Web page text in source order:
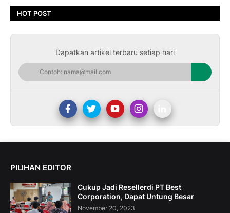
HOT POST
Dapatkan artikel terbaru setiap hari
PILIHAN EDITOR
Cukup Jadi Resellerdi PT Best
Corporation, Dapat Untung Besar
November 20, 2023